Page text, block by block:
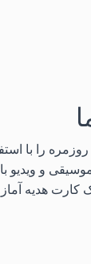
و ویدیو
هدیه